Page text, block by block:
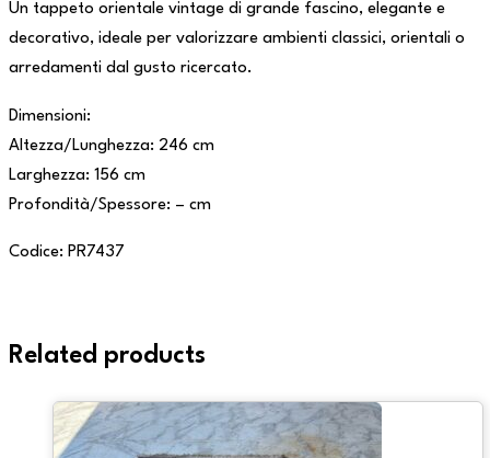
Un tappeto orientale vintage di grande fascino, elegante e
decorativo, ideale per valorizzare ambienti classici, orientali o
arredamenti dal gusto ricercato.
Dimensioni:
Altezza/Lunghezza: 246 cm
Larghezza: 156 cm
Profondità/Spessore: – cm
Codice: PR7437
Related products